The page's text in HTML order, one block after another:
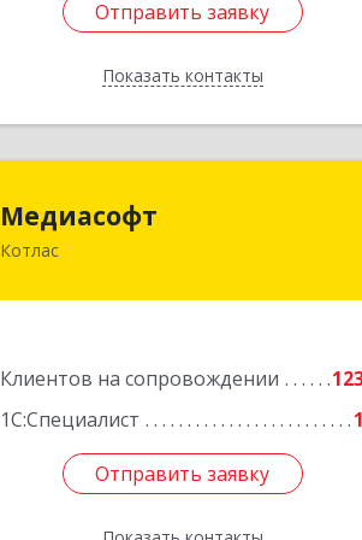
Отправить заявку
Показать контакты
Отправить заявку
Назад
Медиасофт
Котлас
Клиентов на сопровождении
1С:Специалист
1
Отправить заявку
165300, Архангельская обл, Котлас г,
Отправить заявку